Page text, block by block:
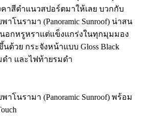
คาสีดำแนวสปอร์ตมาให้เลย บวกกับ
โนรามา (Panoramic Sunroof) น่าสน
อกหรูหราแต่แข็งแกร่งในทุกมุมมอง
วย กระจังหน้าแบบ Gloss Black
ำ และไฟท้ายรมดำ
โนรามา (Panoramic Sunroof) พร้อม